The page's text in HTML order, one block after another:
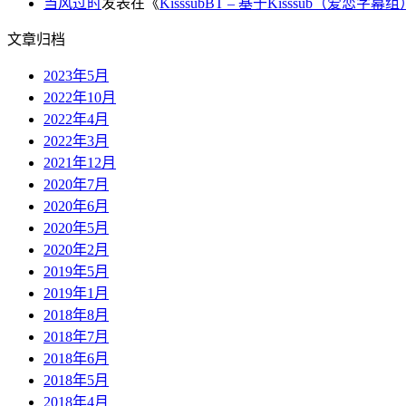
当风过时发表在《KisssubBT – 基于Kisssub（爱恋字幕
文章归档
2023年5月
2022年10月
2022年4月
2022年3月
2021年12月
2020年7月
2020年6月
2020年5月
2020年2月
2019年5月
2019年1月
2018年8月
2018年7月
2018年6月
2018年5月
2018年4月